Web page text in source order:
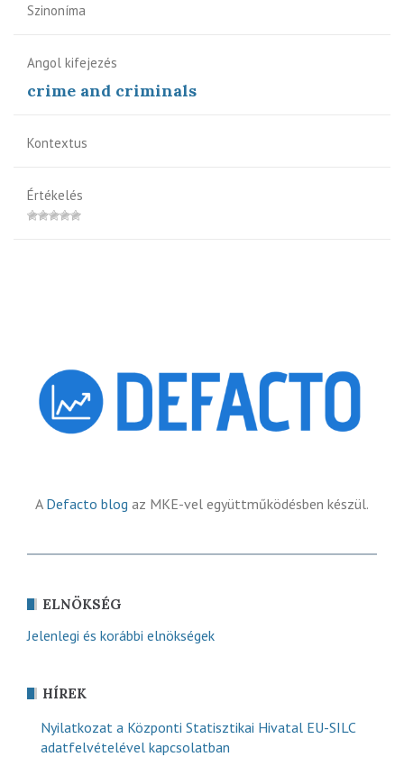
Szinoníma
Angol kifejezés
crime and criminals
Kontextus
Értékelés
A Defacto blog az MKE-vel együttműködésben készül.
ELNÖKSÉG
Jelenlegi és korábbi elnökségek
HÍREK
Nyilatkozat a Központi Statisztikai Hivatal EU-SILC
adatfelvételével kapcsolatban